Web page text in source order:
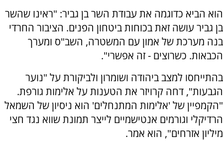
הוא הביא כדוגמה את עבודת השר בן גביר: "ראינו שהשר
בן גביר עושה זאת בכוחות ביטחון הפנים. הציבור החרדי
בנה מערכת של אמון עם המשטרה, השב"ס ומערך
הכבאות. כשרוצים - זה אפשרי".
בהתייחסו למצב ביהודה ושומרון ולביקורת על "נוער
הגבעות", דחה קרויזר את הטענות על אלימות גורפת.
"הקמפיין של 'אלימות המתנחלים' הוא ניסיון של השמאל
הרדיקלי וגורמים אנטישמיים לייצר תמונת שווא נגד חצי
מיליון אזרחים", הוא אמר.